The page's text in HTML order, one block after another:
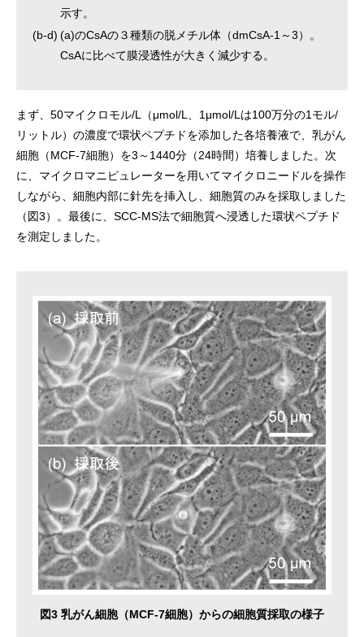
示す。
(b-d) (a)のCsAの３種類の脱メチル体（dmCsA-1～3）。
CsAに比べて膜浸透性が大きく減少する。
まず、50マイクロモル/L（μmol/L、1μmol/Lは100万分の1モル/
リットル）の濃度で環状ペプチドを添加した各培養液で、乳がん
細胞（MCF-7細胞）を3～1440分（24時間）培養しました。次
に、マイクロマニピュレーターを用いてマイクロニードルを操作
しながら、細胞内部に針先を挿入し、細胞質のみを採取しました
（図3）。最後に、SCC-MS法で細胞質へ浸透した環状ペプチド
を測定しました。
図3 乳がん細胞（MCF-7細胞）からの細胞質採取の様子